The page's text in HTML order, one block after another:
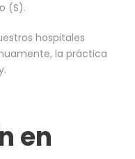
(S).
hospitales
la práctica
en